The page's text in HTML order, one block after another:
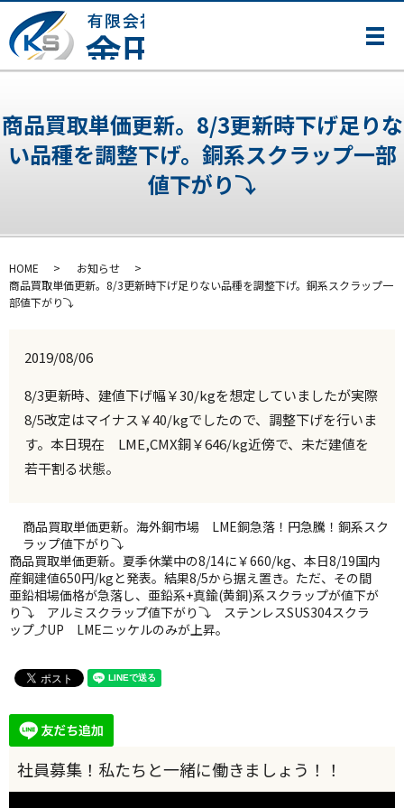
メ
商品買取単価更新。8/3更新時下げ足りな
い品種を調整下げ。銅系スクラップ一部
値下がり⤵
HOME
お知らせ
商品買取単価更新。8/3更新時下げ足りない品種を調整下げ。銅系スクラップ一
部値下がり⤵
2019/08/06
8/3更新時、建値下げ幅￥30/kgを想定していましたが実際
8/5改定はマイナス￥40/kgでしたので、調整下げを行いま
す。本日現在 LME,CMX銅￥646/kg近傍で、未だ建値を
若干割る状態。
商品買取単価更新。海外銅市場 LME銅急落！円急騰！銅系スク
ラップ値下がり⤵
商品買取単価更新。夏季休業中の8/14に￥660/kg、本日8/19国内
産銅建値650円/kgと発表。結果8/5から据え置き。ただ、その間
亜鉛相場価格が急落し、亜鉛系+真鍮(黄銅)系スクラップが値下が
り⤵ アルミスクラップ値下がり⤵ ステンレスSUS304スクラ
ップ⤴UP LMEニッケルのみが上昇。